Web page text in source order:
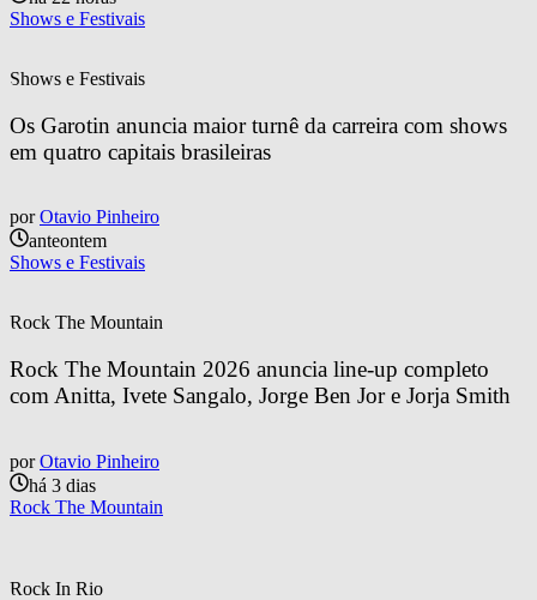
Shows e Festivais
Shows e Festivais
Os Garotin anuncia maior turnê da carreira com shows
em quatro capitais brasileiras
por Otavio Pinheiro
anteontem
Shows e Festivais
Rock The Mountain
Rock The Mountain 2026 anuncia line-up completo
com Anitta, Ivete Sangalo, Jorge Ben Jor e Jorja Smith
por Otavio Pinheiro
há 3 dias
Rock The Mountain
Rock In Rio